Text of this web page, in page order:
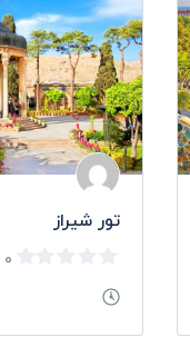
تور شیراز
۰ بررسی